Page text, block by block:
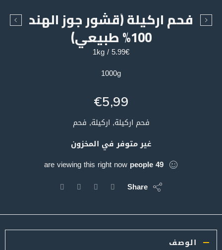
فحم اركيلة (قشور جوز الهند
100% طبيعي)
5.99€ / 1kg
1000g
€5,99
فحم اركيلة, اركيلة, فحم
غير متوفر في المخزون
49
people
are viewing this right now
Share
الوصف